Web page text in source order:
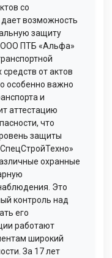
со
возможность
защиту
ООО ПТБ «Альфа»
от актов
особенно важно
и
аттестацию
что
защиты
охранные
Это
контроль над
его
работают
широкий
За 17 лет